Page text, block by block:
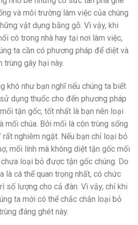
và môi trường làm việc của chúng
vật dụng bằng gỗ. Vì vậy, khi
có trong nhà hay tại nơi làm việc,
ta cần có phương pháp để diệt và
trùng gây hại này.
khó như bạn nghĩ nếu chúng ta biết
dụng thuốc cho đến phương pháp
tận gốc, tốt nhất là bạn nên loại
mối chúa. Bởi mối là côn trùng sống
rất nghiêm ngặt. Nếu bạn chỉ loại bỏ
mối lính mà không diệt tận gốc mối
loại bỏ được tận gốc chúng. Do
là cá thể quan trọng nhất, có chức
số lượng cho cả đàn. Vì vậy, chỉ khi
ta mới có thể chắc chắn loại bỏ
đáng ghét này.